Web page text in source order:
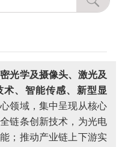
光学及摄像头、激光及
、智能传感、新型显
领域，集中呈现从核心
链条创新技术，为光电
；推动产业链上下游实